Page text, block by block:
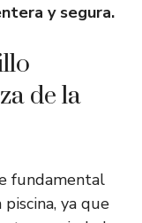
y segura.
de la
fundamental
ya que